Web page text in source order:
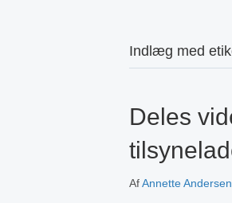
Indlæg med
Deles
AfAnnette Andersen